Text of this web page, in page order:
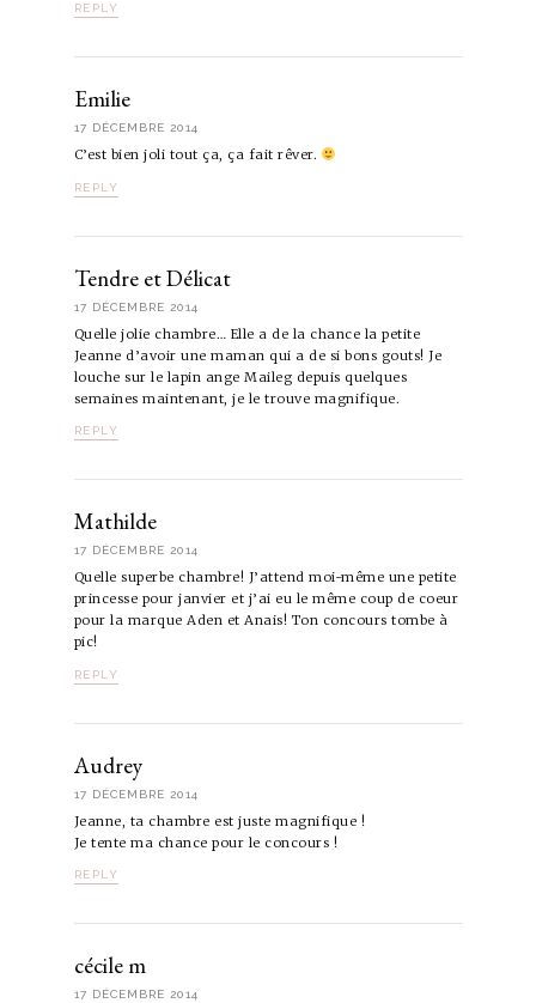
REPLY
Emilie
17 DÉCEMBRE 2014
C’est bien joli tout ça, ça fait rêver.
REPLY
Tendre et Délicat
17 DÉCEMBRE 2014
Quelle jolie chambre… Elle a de la chance la petite
Jeanne d’avoir une maman qui a de si bons gouts! Je
louche sur le lapin ange Maileg depuis quelques
semaines maintenant, je le trouve magnifique.
REPLY
Mathilde
17 DÉCEMBRE 2014
Quelle superbe chambre! J’attend moi-même une petite
princesse pour janvier et j’ai eu le même coup de coeur
pour la marque Aden et Anais! Ton concours tombe à
pic!
REPLY
Audrey
17 DÉCEMBRE 2014
Jeanne, ta chambre est juste magnifique !
Je tente ma chance pour le concours !
REPLY
cécile m
17 DÉCEMBRE 2014